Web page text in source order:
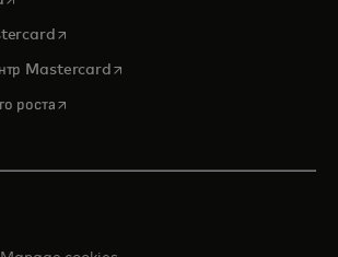
opens in a new tab
Mastercardopens in a new tab
ростаopens in a new tab